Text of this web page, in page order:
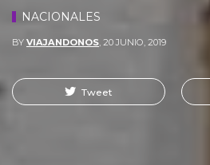
NACIONALES
BY VIAJANDONOS 20 JUNIO, 2019
Tweet